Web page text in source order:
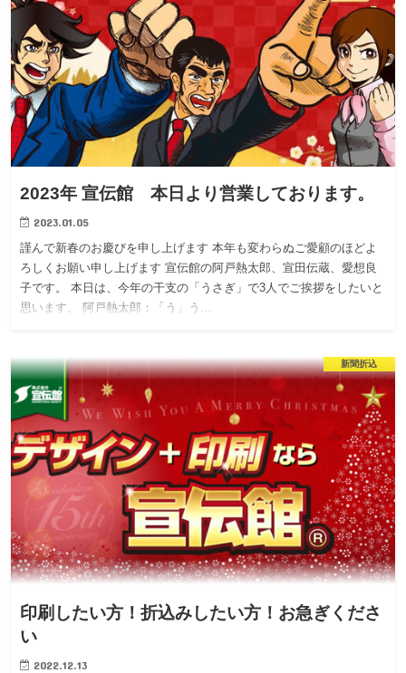
2023年 宣伝館 本日より営業しております。
2023.01.05
謹んで新春のお慶びを申し上げます 本年も変わらぬご愛顧のほどよ
ろしくお願い申し上げます 宣伝館の阿戸熱太郎、宣田伝蔵、愛想良
子です。 本日は、今年の干支の「うさぎ」で3人でご挨拶をしたいと
思います。 阿戸熱太郎：「う」う…
新聞折込
印刷したい方！折込みしたい方！お急ぎくださ
い
2022.12.13